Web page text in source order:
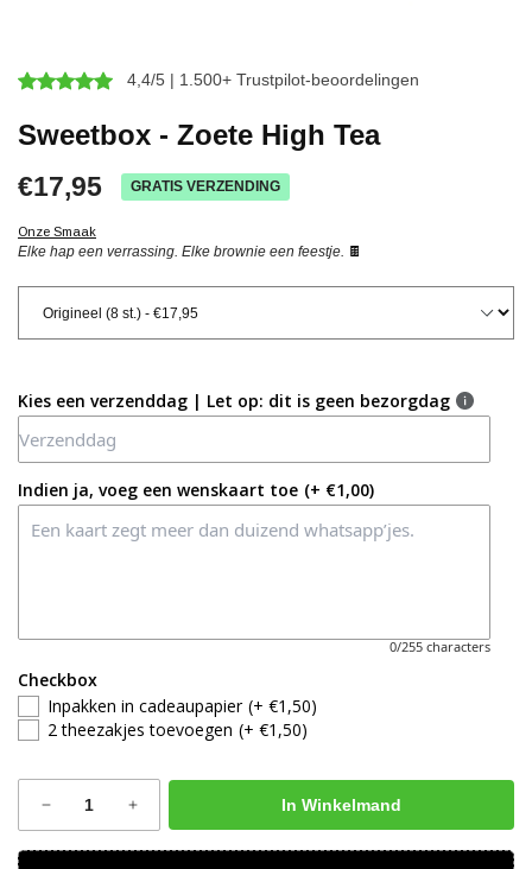
4,4/5 | 1.500+ Trustpilot-beoordelingen
Sweetbox - Zoete High Tea
€17,95 GRATIS VERZENDING
Onze Smaak
Elke hap een verrassing. Elke brownie een feestje. 🍫
Kies een verzenddag | Let op: dit is geen bezorgdag
Indien ja, voeg een wenskaart toe (+ €1,00)
0/255 characters
Checkbox
Inpakken in cadeaupapier (+ €1,50)
2 theezakjes toevoegen (+ €1,50)
In Winkelmand